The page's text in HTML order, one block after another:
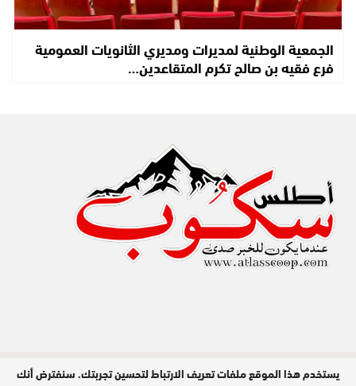
الجمعية الوطنية لمديرات ومديري الثانويات العمومية
فرع فقيه بن صالح تكرم المتقاعدين…
مدير النشر : عبد الله عزي / جميع الحقوق
يستخدم هذا الموقع ملفات تعريف الارتباط لتحسين تجربتك. سنفترض أنك